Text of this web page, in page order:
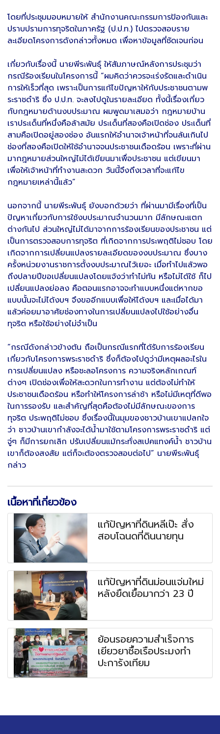
โดยที่ประชุมมอบหมายให้ สำนักงานคณะกรรมการป้องกันและ
ปราบปรามการทุจริตในภาครัฐ (ป.ป.ท.) ไปตรวจสอบราย
ละเอียดโครงการดังกล่าวทั้งหมด เพื่อหาข้อมูลที่ชัดเจนก่อน
เกี่ยวกับเรื่องนี้ นายพีระพันธุ์ ให้สัมภาษณ์หลังการประชุมว่า
กรณีร้องเรียนในโครงการนี้ “ผมคิดว่าควรจะเร่งรัดและดำเนิน
การให้เร็วที่สุด เพราะเป็นการแก้ไขปัญหาให้กับประชาชนตามพ
ระราชดำริ ซึ่ง ป.ป.ท. จะลงไปดูในรายละเอียด ทั้งนี้เรื่องเกี่ยว
กับกฎหมายด้านงบประมาณ ผมพูดมาเสมอว่า กฎหมายบ้าน
เราประเด็นที่หนึ่งคือล้าสมัย ประเด็นที่สองคือเปิดช่อง ประเด็นที่
สามคือเปิดอยู่สองช่อง อันแรกให้อำนาจเจ้าหน้าที่จนล้นเกินไป
ช่องที่สองคือเปิดให้ใช้อำนาจจนประชาชนเดือดร้อน เพราะที่ผ่าน
มากฎหมายส่วนใหญ่ไม่ได้เขียนมาเพื่อประชาชน แต่เขียนมา
เพื่อให้เจ้าหน้าที่ทำงานสะดวก วันนี้จึงถึงเวลาที่จะแก้ไข
กฎหมายเหล่านี้แล้ว”
นอกจากนี้ นายพีระพันธุ์ ยังบอกด้วยว่า ที่ผ่านมามีเรื่องที่เป็น
ปัญหาเกี่ยวกับการใช้งบประมาณจำนวนมาก มีลักษณะแตก
ต่างกันไป ส่วนใหญ่ไม่ได้มาจากการร้องเรียนของประชาชน แต่
เป็นการตรวจสอบการทุจริต ที่เกิดจากการประพฤติไม่ชอบ โดย
เกิดจากการเปลี่ยนแปลงรายละเอียดของงบประมาณ ซึ่งบาง
ครั้งหน่วยงานราชการตั้งงบประมาณไว้เยอะ เมื่อทำไปแล้วพอ
ถึงปลายปีขอเปลี่ยนแปลงโดยแจ้งว่าทำไม่ทัน หรือไม่ได้ใช้ ก็ไป
เปลี่ยนแปลงย่อลง คือตอนแรกอาจจะทำแบบหนึ่งแต่หากขอ
แบบนั้นจะไม่ได้งบฯ จึงขออีกแบบเพื่อให้ได้งบฯ และเมื่อได้มา
แล้วค่อยมาอาศัยช่องทางในการเปลี่ยนแปลงไปใช้อย่างอื่น
ทุจริต หรือใช้อย่างไม่จำเป็น
“กรณีดังกล่าวข้างต้น ถือเป็นกรณีแรกที่ได้รับการร้องเรียน
เกี่ยวกับโครงการพระราชดำริ ซึ่งก็ต้องไปดูว่ามีเหตุผลอะไรใน
การเปลี่ยนแปลง หรือชะลอโครงการ ความจริงหลักเกณฑ์
ต่างๆ เปิดช่องเพื่อให้สะดวกในการทำงาน แต่ต้องไม่ทำให้
ประชาชนเดือดร้อน หรือทำให้โครงการล่าช้า หรือไม่มีเหตุที่ดีพอ
ในการรองรับ และสำคัญที่สุดคือต้องไม่มีลักษณะของการ
ทุจริต ประพฤติไม่ชอบ ซึ่งเรื่องนี้ในมุมของชาวบ้านเขาแปลกใจ
ว่า ชาวบ้านเขากำลังจะได้น้ำมาใช้ตามโครงการพระราชดำริ แต่
จู่ๆ ก็มีการยกเลิก ปรับเปลี่ยนแม้กระทั่งสเปคแทงค์น้ำ ชาวบ้าน
เขาก็ต้องสงสัย แต่ก็จะต้องตรวจสอบต่อไป” นายพีระพันธุ์
กล่าว
เนื้อหาที่เกี่ยวข้อง
แก้ปัญหาที่ดินหลีเป๊ะ สั่ง
สอบโฉนดที่ดินนายทุน
แก้ปัญหาที่ดินม่อนแจ่มใหม่
หลังยืดเยื้อมากว่า 23 ปี
ย้อนรอยความสำเร็จการ
เยียวยาซื้อเรือประมงทำ
ปะการังเทียม